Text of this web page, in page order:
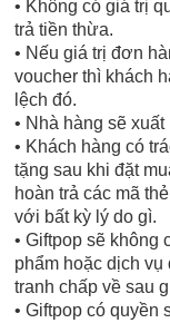
• Không có giá trị
trả tiền thừa.
• Nếu giá trị đơn
voucher thì khách
lệch đó.
• Nhà hàng sẽ
• Khách hàng có
tặng sau khi đặt
hoàn trả các mã
với bất kỳ lý do gì.
• Giftpop sẽ
phẩm hoặc dịch
tranh chấp về sau
• Giftpop có quyền